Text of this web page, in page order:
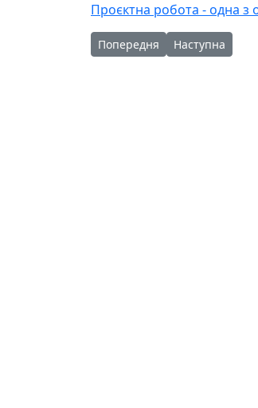
Проєктна робота - одна з
Попередня стаття: 20
Попередня Наступна
Наступна